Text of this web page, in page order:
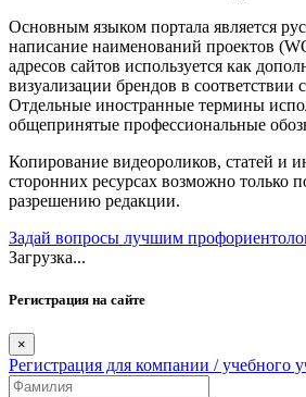
Основным языком портала является
написание наименований проектов
адресов сайтов используется как
визуализации брендов в
Отдельные иностранные термины
общепринятые профессиональные
Копирование видеороликов, статей и
сторонних ресурсах возможно только
разрешению редакции.
Задай вопросы лучшим
Загрузка...
Регистрация на сайте
×
Регистрация для компании / учебного